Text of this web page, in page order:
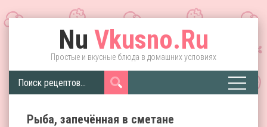
Nu Vkusno.Ru
Простые и вкусные блюда в домашних условиях
Рыба, запечённая в сметане